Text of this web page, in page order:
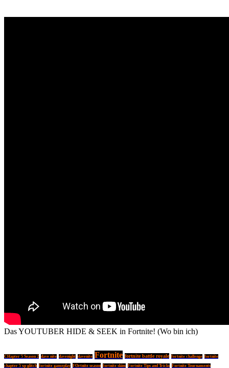
Das YOUTUBER HIDE & SEEK in Fortnite! (Wo bin ich)
CHapter 5 Season 2 dave nite davenight davenite Fortnite fortnite battle royale fortnite challenge fortnite
chapter 5 xp glitch fortnite gameplay FOrtnite season fortnite skins Fortnite Tips and Tricks Fortnite Tournaments